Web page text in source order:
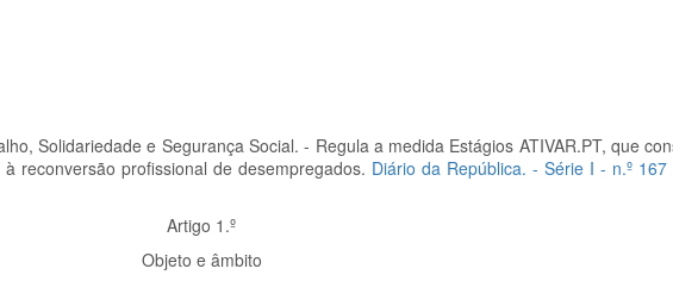
Solidariedade e Segurança Social. - Regula a medida Estágios ATIVAR.PT, que
reconversão profissional de desempregados. Diário da República. - Série I - n.º
Artigo 1.º
Objeto e âmbito